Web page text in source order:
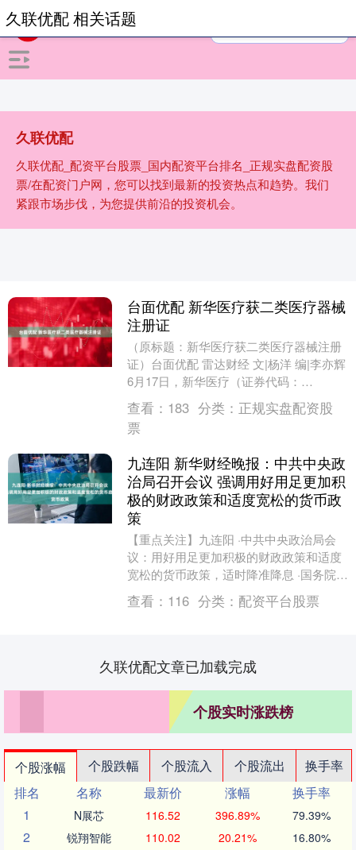
久联优配
久联优配_配资平台股票_国内配资平台排名_正规实盘配资股
票/在配资门户网，您可以找到最新的投资热点和趋势。我们
紧跟市场步伐，为您提供前沿的投资机会。
久联优配 相关话题
台面优配 新华医疗获二类医疗器械
注册证
（原标题：新华医疗获二类医疗器械注册
证）台面优配 雷达财经 文|杨洋 编|李亦辉
6月17日，新华医疗（证券代码：
600587）发布公告台面优配，宣布其产
品“血....
查看： 183 分类： 正规实盘配资股
票
九连阳 新华财经晚报：中共中央政
治局召开会议 强调用好用足更加积
极的财政政策和适度宽松的货币政
策
【重点关注】九连阳 ·中共中央政治局会
议：用好用足更加积极的财政政策和适度
宽松的货币政策，适时降准降息 ·国务院发
布关于同意在海南全岛和秦皇岛等15个城
市（地区....
查看： 116 分类： 配资平台股票
久联优配文章已加载完成
个股实时涨跌榜
个股涨幅 个股跌幅 个股流入 个股流出
换手率
排名
名称 最新价 涨幅
换手率
1
N展芯 116.52 396.89% 79.39%
2 锐翔智能 110.02 20.21% 16.80%